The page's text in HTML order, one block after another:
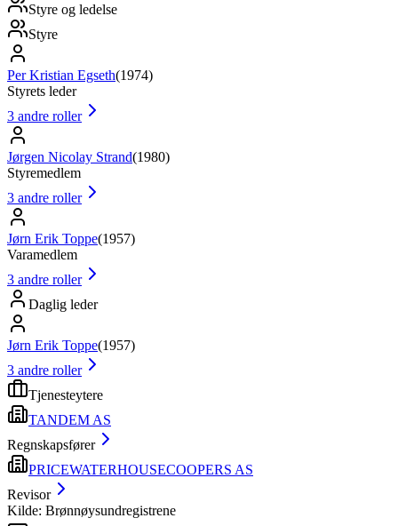
Styre og ledelse
Styre
Per Kristian Egseth(1974)
Styrets leder
3 andre roller
Jørgen Nicolay Strand(1980)
Styremedlem
3 andre roller
Jørn Erik Toppe(1957)
Varamedlem
3 andre roller
Daglig leder
Jørn Erik Toppe(1957)
3 andre roller
Tjenesteytere
TANDEM AS
Regnskapsfører
PRICEWATERHOUSECOOPERS AS
Revisor
Kilde: Brønnøysundregistrene